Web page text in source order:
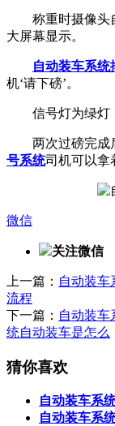
称重时摄像头自
大屏幕显示。
自动装车系统
机‘请下磅’。
信号灯为绿灯，
两次过磅完成后
号系统司机可以拿
微信
关注微信
上一篇： 自动装车
流程
下一篇： 自动装车
统自动装车是怎么
猜你喜欢
自动装车系
自动装车系